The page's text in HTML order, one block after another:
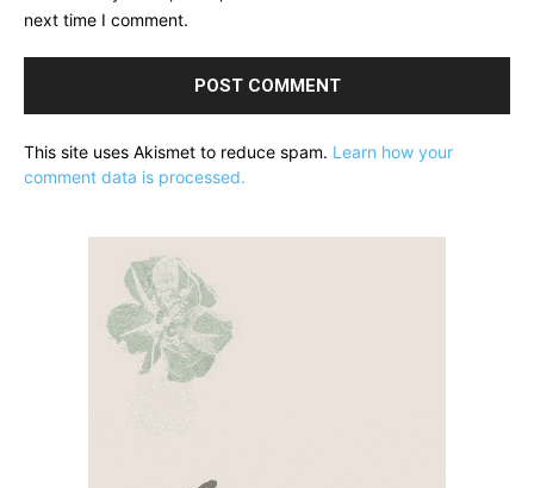
next time I comment.
This site uses Akismet to reduce spam. Learn how your
comment data is processed.